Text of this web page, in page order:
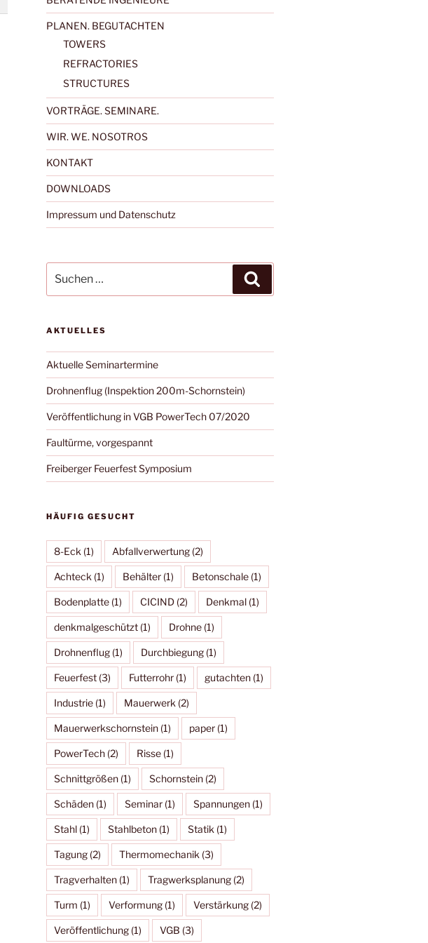
PLANEN. BEGUTACHTEN
TOWERS
REFRACTORIES
STRUCTURES
VORTRÄGE. SEMINARE.
WIR. WE. NOSOTROS
KONTAKT
DOWNLOADS
Impressum und Datenschutz
nach:
AKTUELLES
Aktuelle Seminartermine
Drohnenflug (Inspektion 200m-Schornstein)
Veröffentlichung in VGB PowerTech 07/2020
Faultürme, vorgespannt
Freiberger Feuerfest Symposium
HÄUFIG GESUCHT
8-Eck (1) Abfallverwertung(2)
Achteck (1) Behälter(1) Betonschale(1)
Bodenplatte(1) CICIND(2) Denkmal(1)
denkmalgeschützt(1) Drohne(1)
Drohnenflug(1) Durchbiegung(1)
Feuerfest(3) Futterrohr(1) gutachten(1)
Industrie(1) Mauerwerk (2)
Mauerwerkschornstein(1) paper(1)
PowerTech(2) Risse(1)
Schnittgrößen(1) Schornstein(2)
Schäden(1) Seminar(1) Spannungen(1)
Stahl(1) Stahlbeton(1) Statik (1)
Tagung(2) Thermomechanik (3)
Tragverhalten(1) Tragwerksplanung(2)
Turm (1) Verformung(1) Verstärkung(2)
Veröffentlichung(1) VGB (3)